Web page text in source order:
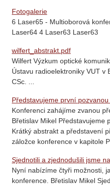
Fotogalerie
6 Laser65 - Multioborová
Laser64 4 Laser63 Laser63
wilfert_abstrakt.pdf
Wilfert Výzkum optické
Ústavu radioelektroniky VUT v
CSc. ...
Představujeme první
Konferenci zahájíme zvanou
Břetislav Mikel Představujeme
Krátký abstrakt a představení
záložce konference v kapitole
Sjednotili a zjednodušili jsme
Nyní nabízíme čtyři možnosti,
konference. Břetislav Mikel